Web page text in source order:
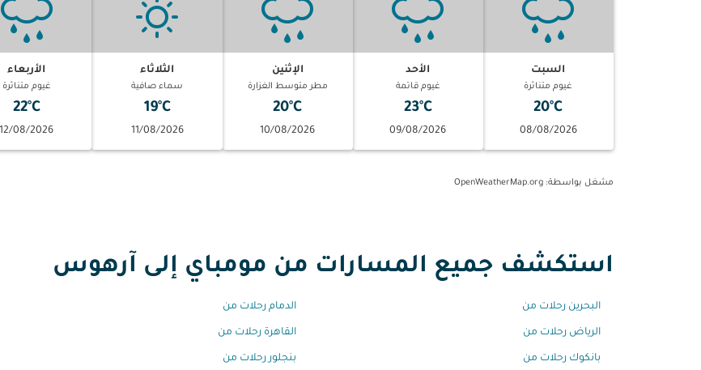
السبت
غيوم متناثرة
20°C
08/08/2026
الأحد
غيوم قاتمة
23°C
09/08/2026
الإثنين
مطر متوسط الغزارة
20°C
10/08/2026
الثلاثاء
سماء صافية
19°C
11/08/2026
الأربعاء
غيوم متناثرة
22°C
12/08/2026
مشغل بواسطة: OpenWeatherMap.org
استكشف جميع المسارات من مومباي إلى آرهوس
البحرين رحلات من الدمام رحلات من
الرياض رحلات من القاهرة رحلات من
بانكوك رحلات من بنجلور رحلات من